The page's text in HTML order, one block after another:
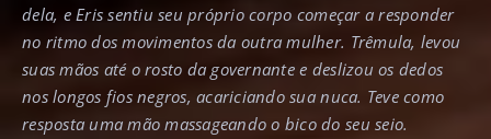
dela, e Eris sentiu seu próprio corpo começar a responder
no ritmo dos movimentos da outra mulher. Trêmula, levou
suas mãos até o rosto da governante e deslizou os dedos
nos longos fios negros, acariciando sua nuca. Teve como
resposta uma mão massageando o bico do seu seio.